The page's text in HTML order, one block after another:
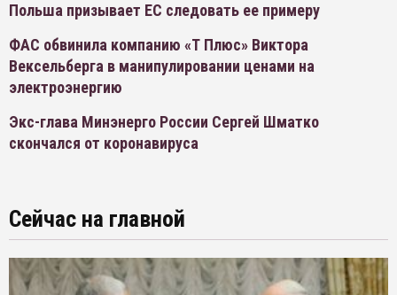
Польша призывает ЕС следовать ее примеру
ФАС обвинила компанию «Т Плюс» Виктора
Вексельберга в манипулировании ценами на
электроэнергию
Экс-глава Минэнерго России Сергей Шматко
скончался от коронавируса
Сейчас на главной